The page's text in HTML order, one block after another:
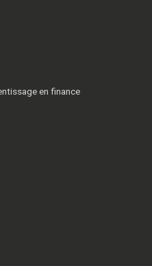
en finance